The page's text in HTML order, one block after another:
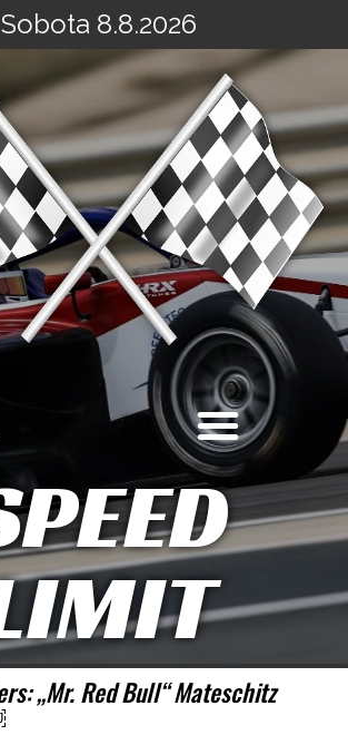
Sobota 8.8.2026
„Mr. Red Bull“ Mateschitz